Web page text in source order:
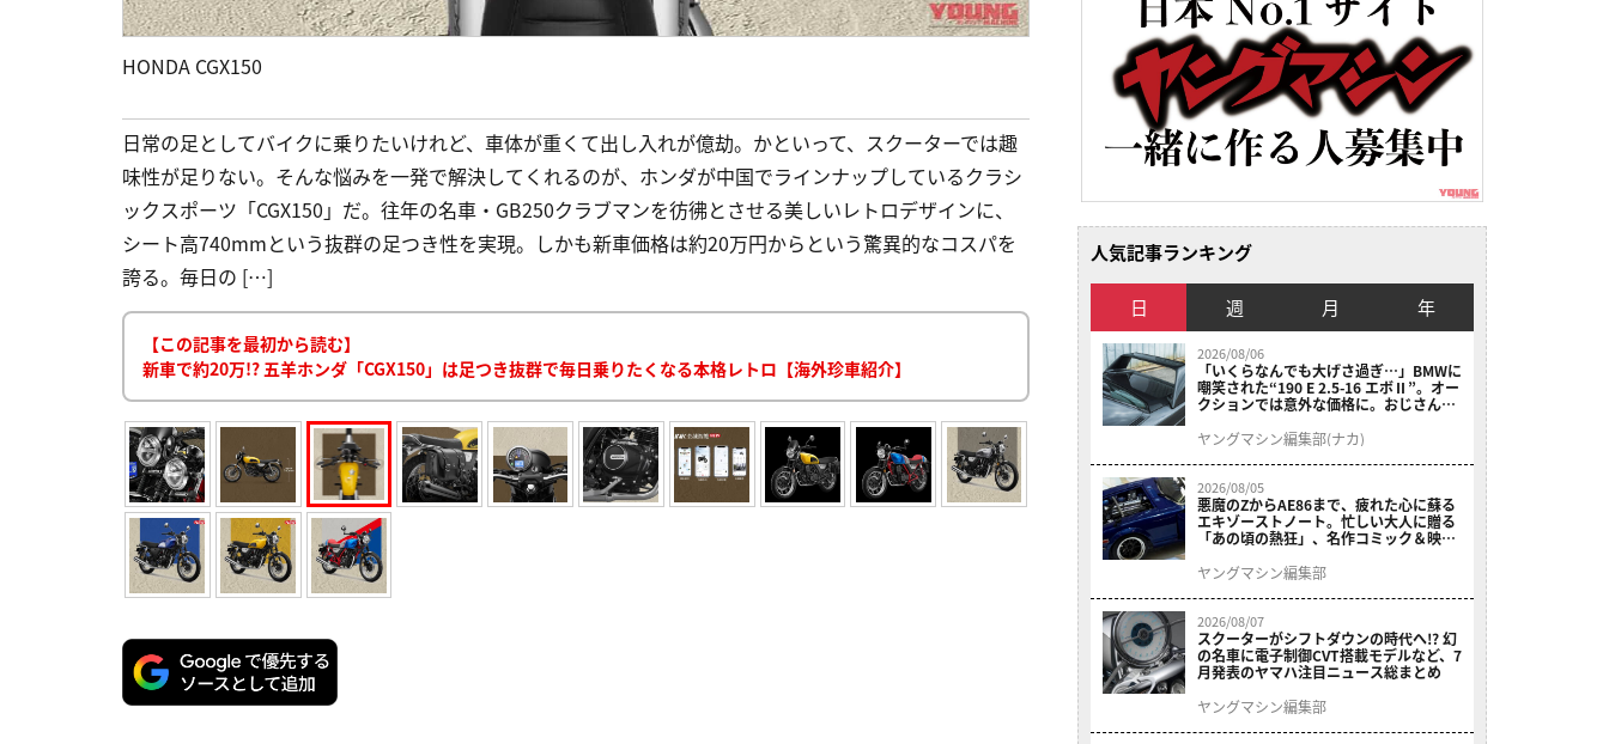
HONDA CGX150
日常の足としてバイクに乗りたいけれど、車体が重くて出し入れが億劫。かといって、スクーターでは趣
味性が足りない。そんな悩みを一発で解決してくれるのが、ホンダが中国でラインナップしているクラシ
ックスポーツ「CGX150」だ。往年の名車・GB250クラブマンを彷彿とさせる美しいレトロデザインに、
シート高740mmという抜群の足つき性を実現。しかも新車価格は約20万円からという驚異的なコスパを
誇る。毎日の […]
【この記事を最初から読む】
新車で約20万!? 五羊ホンダ「CGX150」は足つき抜群で毎日乗りたくなる本格レトロ【海外珍車紹介】
人気記事ランキング
日 週 月 年
2026/08/06
「いくらなんでも大げさ過ぎ…」BMWに
嘲笑された“190 E 2.5-16 エボⅡ”。オー
クションでは意外な価格に。おじさん達
ヤングマシン編集部(ナカ)
2026/08/05
悪魔のZからAE86まで、疲れた心に蘇る
エキゾーストノート。忙しい大人に贈る
「あの頃の熱狂」、名作コミック＆映画
結！
ヤングマシン編集部
2026/08/07
スクーターがシフトダウンの時代へ!? 幻
の名車に電子制御CVT搭載モデルなど、7
月発表のヤマハ注目ニュース総まとめ
ヤングマシン編集部